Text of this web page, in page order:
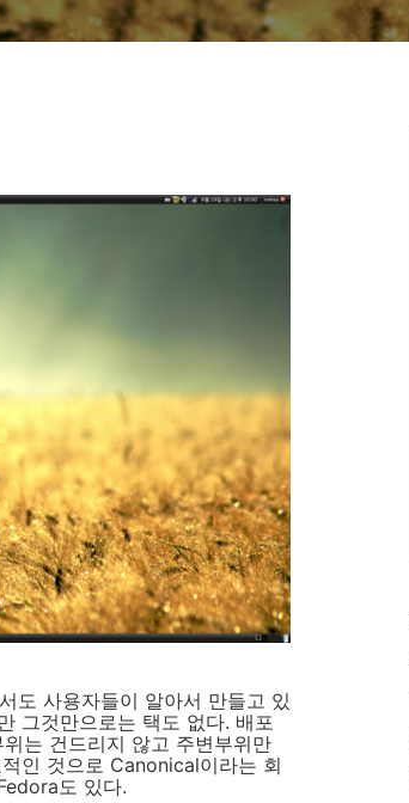
도 사용자들이 알아서 만들고 있
그것만으로는 택도 없다. 배포
는 건드리지 않고 주변부위만
인 것으로 Canonical이라는 회
도 있다.